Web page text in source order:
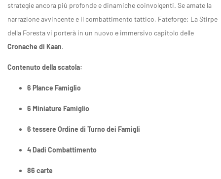
strategie ancora più profonde e dinamiche coinvolgenti. Se amate la
narrazione avvincente e il combattimento tattico, Fateforge: La Stirpe
della Foresta vi porterà in un nuovo e immersivo capitolo delle
Cronache di Kaan.
Contenuto della scatola:
6 Plance Famiglio
6 Miniature Famiglio
6 tessere Ordine di Turno dei Famigli
4 Dadi Combattimento
86 carte